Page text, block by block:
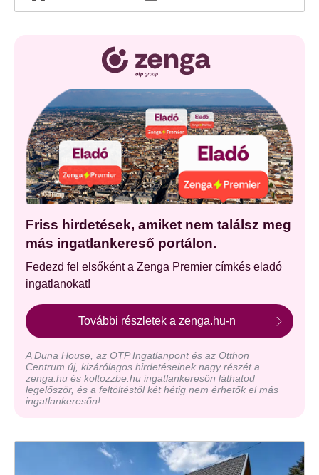
Friss hirdetések, amiket nem találsz meg
más ingatlankereső portálon.
Fedezd fel elsőként a Zenga Premier címkés eladó
ingatlanokat!
További részletek a zenga.hu-n
A Duna House, az OTP Ingatlanpont és az Otthon
Centrum új, kizárólagos hirdetéseinek nagy részét a
zenga.hu és koltozzbe.hu ingatlankeresőn láthatod
legelőször, és a feltöltéstől két hétig nem érhetők el más
ingatlankeresőn!